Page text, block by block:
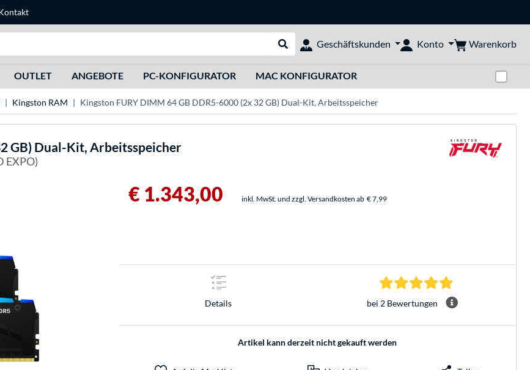
Suche durchführen
Geschäftskunden Konto Warenkorb
OUTLET ANGEBOTE PC-KONFIGURATOR MAC KONFIGURATOR
Kingston RAM Kingston FURY DIMM 64 GB DDR5-6000 (2x 32 GB) Dual-Kit, Arbeitsspeicher
GB) Dual-Kit, Arbeitsspeicher
EXPO)
€ 1.343,00 inkl. MwSt. und zzgl. Versandkosten ab € 7,99
Details
5.0 Sterne bei 2
bei 2 Bewertungen
Artikel kann derzeit nicht gekauft werden